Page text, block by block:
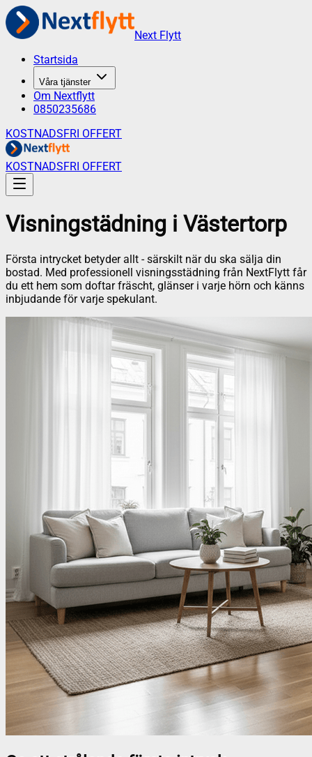
Next Flytt
Startsida
Våra tjänster
Om Nextflytt
0850235686
KOSTNADSFRI OFFERT
KOSTNADSFRI OFFERT
Visningstädning i Västertorp
Första intrycket betyder allt - särskilt när du ska sälja din
bostad. Med professionell visningsstädning från NextFlytt får
du ett hem som doftar fräscht, glänser i varje hörn och känns
inbjudande för varje spekulant.